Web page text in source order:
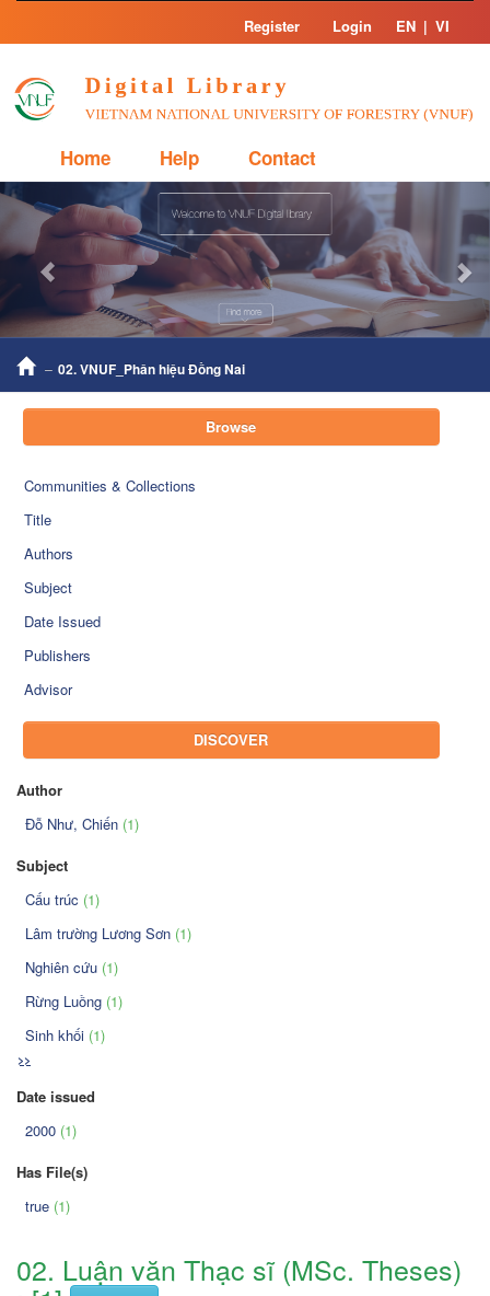
Skip
Register Login EN | VI
Home Help Contact
Previous
02. VNUF_Phân hiệu Đồng Nai
Browse
Communities & Collections
Title
Authors
Subject
Date Issued
Publishers
Advisor
DISCOVER
Author
Đỗ Như, Chiến (1)
Subject
Cấu trúc (1)
Lâm trường Lương Sơn (1)
Nghiên cứu (1)
Rừng Luồng (1)
Sinh khối (1)
>>
Date issued
2000 (1)
Has File(s)
true (1)
02. Luận văn Thạc sĩ (MSc. Theses)